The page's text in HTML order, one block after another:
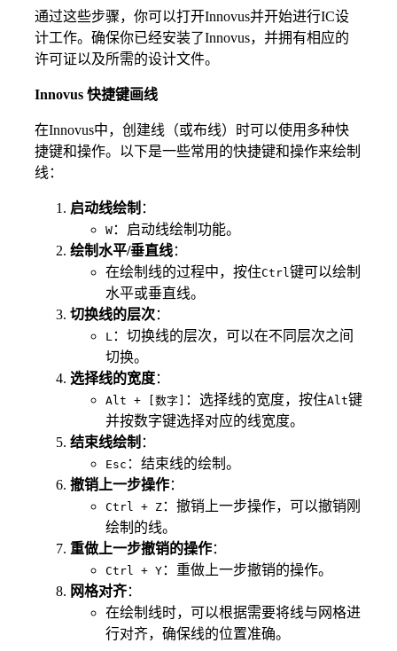
通过这些步骤，你可以打开Innovus并开始进行IC设
计工作。确保你已经安装了Innovus，并拥有相应的
许可证以及所需的设计文件。
Innovus 快捷键画线
在Innovus中，创建线（或布线）时可以使用多种快
捷键和操作。以下是一些常用的快捷键和操作来绘制
线：
启动线绘制 ：
W ：启动线绘制功能。
绘制水平/垂直线：
在绘制线的过程中，按住Ctrl 键可以绘制
水平或垂直线。
切换线的层次：
L ：切换线的层次，可以在不同层次之间
切换。
选择线的宽度：
Alt + [数字] ：选择线的宽度，按住Alt键
并按数字键选择对应的线宽度。
结束线绘制 ：
Esc ：结束线的绘制。
撤销上一步操作：
Ctrl + Z ：撤销上一步操作，可以撤销刚
绘制的线。
重做上一步撤销的操作：
Ctrl + Y ：重做上一步撤销的操作。
网格对齐：
在绘制线时，可以根据需要将线与网格进
行对齐，确保线的位置准确。